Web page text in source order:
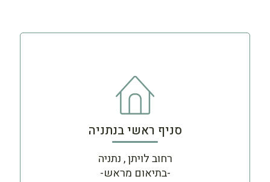
סניף ראשי בנתניה
רחוב לויתן , נתניה
-בתיאום מראש-